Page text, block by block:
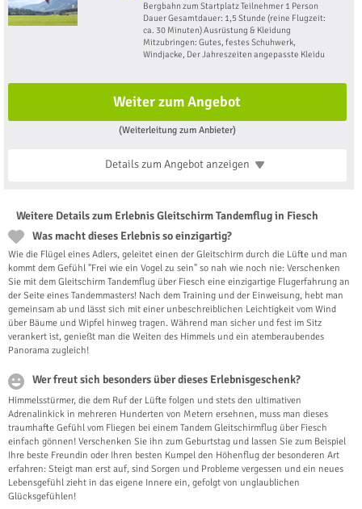
Bergbahn zum Startplatz Teilnehmer 1 Person
Dauer Gesamtdauer: 1,5 Stunde (reine Flugzeit:
ca. 30 Minuten) Ausrüstung & Kleidung
Mitzubringen: Gutes, festes Schuhwerk,
Windjacke, Der Jahreszeiten angepasste Kleidu
Weiter zum Angebot
(Weiterleitung zum Anbieter)
Details zum Angebotanzeigen
Weitere Details zum Erlebnis Gleitschirm Tandemflug in Fiesch
Was macht dieses Erlebnis so einzigartig?
Wie die Flügel eines Adlers, geleitet einen der Gleitschirm durch die Lüfte und man
kommt dem Gefühl "Frei wie ein Vogel zu sein" so nah wie noch nie: Verschenken
Sie mit dem Gleitschirm Tandemflug über Fiesch eine einzigartige Flugerfahrung an
der Seite eines Tandemmasters! Nach dem Training und der Einweisung, hebt man
gemeinsam ab und lässt sich mit einer unbeschreiblichen Leichtigkeit vom Wind
über Bäume und Wipfel hinweg tragen. Während man sicher und fest im Sitz
verankert ist, genießt man die Weiten des Himmels und ein atemberaubendes
Panorama zugleich!
Wer freut sich besonders über dieses Erlebnisgeschenk?
Himmelsstürmer, die dem Ruf der Lüfte folgen und stets den ultimativen
Adrenalinkick in mehreren Hunderten von Metern ersehnen, muss man dieses
traumhafte Gefühl vom Fliegen bei einem Tandem Gleitschirmflug über Fiesch
einfach gönnen! Verschenken Sie ihn zum Geburtstag und lassen Sie zum Beispiel
Ihre beste Freundin oder Ihren besten Kumpel den Höhenflug der besonderen Art
erfahren: Steigt man erst auf, sind Sorgen und Probleme vergessen und ein neues
Lebensgefühl zieht in das eigene Innere ein, gefolgt von unglaublichen
Glücksgefühlen!